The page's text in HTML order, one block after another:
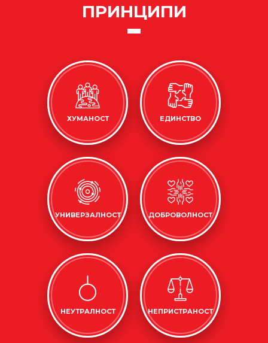
ПРИНЦИПИ
ХУМАНОСТ ЕДИНСТВО
УНИВЕРЗАЛНОСТ ДОБРОВОЛНОСТ
НЕУТРАЛНОСТ НЕПРИСТРАНОСТ